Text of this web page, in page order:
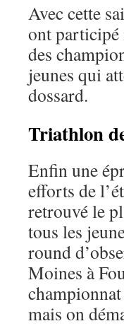
Avec cette
ont participé
des
jeunes qui
dossard.
Triathlon
Enfin une
efforts de
retrouvé le
tous les
round
Moines à
mais on